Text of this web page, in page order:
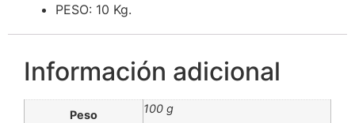
PESO: 10 Kg.
Información adicional
Peso 100 g